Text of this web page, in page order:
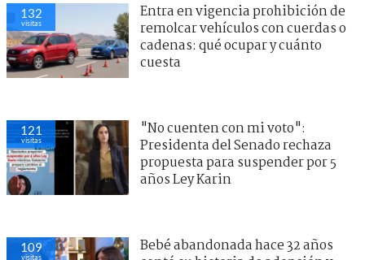
132
visitas
Entra en vigencia prohibición de
remolcar vehículos con cuerdas o
cadenas: qué ocupar y cuánto
cuesta
121
visitas
"No cuenten con mi voto":
Presidenta del Senado rechaza
propuesta para suspender por 5
años Ley Karin
109
visitas
Bebé abandonada hace 32 años